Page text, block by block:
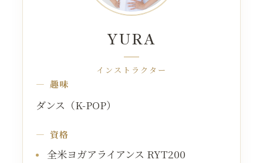
YURA
インストラクター
趣味
ダンス（K-POP）
資格
全米ヨガアライアンス RYT200